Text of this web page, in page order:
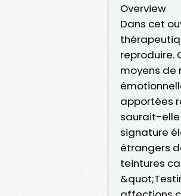
Overview
Dans cet
reproduire.
moyens de
apportées
saurait-elle
signature
étrangers
teintures